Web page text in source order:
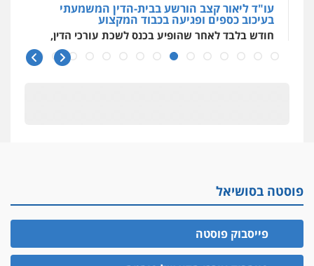
עו"ד ליאור קצב הורשע בבית-הדין המשמעתי
בעיכוב כספים ופגיעה בכבוד המקצוע
חודש בלבד לאחר שהופיע בכנס לשכת עורכי הדין,
קצב הורשע
אלה המינויים
הוועדה לבחירת שופטים בחרה 26 שופטים ורשמים
נוספים
ראו הוזהרתם
הפרקליטות מקדמת הפללת עורכי דין "קונסילייריז"
פוסטה בסושיאל
פייסבוק פוסטה